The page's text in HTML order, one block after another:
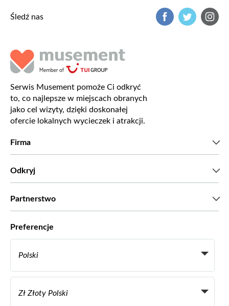
Śledź nas
Serwis Musement pomoże Ci odkryć
to, co najlepsze w miejscach obranych
jako cel wizyty, dzięki doskonałej
ofercie lokalnych wycieczek i atrakcji.
Firma
Odkryj
Partnerstwo
Zostań dostawcą
Become a Distribution Partner
Preferencje
Polski
Italiano
Français
Zł Złoty Polski